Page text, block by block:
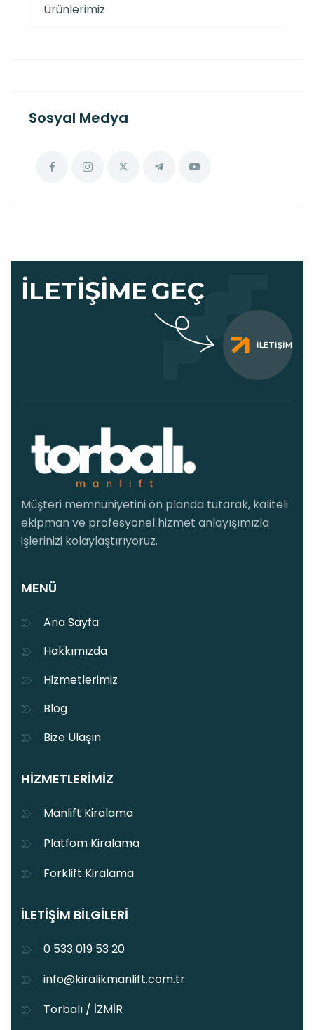
Ürünlerimiz
Sosyal Medya
İLETIŞIMEGEÇ
İLETIŞIM
Müşteri memnuniyetini ön planda tutarak, kaliteli
ekipman ve profesyonel hizmet anlayışımızla
işlerinizi kolaylaştırıyoruz.
MENÜ
Ana Sayfa
Hakkımızda
Hizmetlerimiz
Blog
Bize Ulaşın
HIZMETLERIMIZ
Manlift Kiralama
Platfom Kiralama
Forklift Kiralama
İLETIŞIM BILGILERI
0 533 019 53 20
info@kiralikmanlift.com.tr
Torbalı / İZMİR